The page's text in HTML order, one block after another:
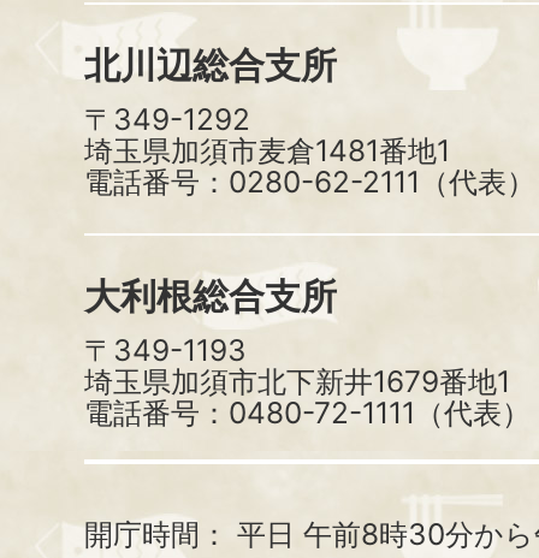
北川辺総合支所
〒349-1292
埼玉県加須市麦倉1481番地1
電話番号：0280-62-2111（代表）
大利根総合支所
〒349-1193
埼玉県加須市北下新井1679番地1
電話番号：0480-72-1111（代表）
開庁時間： 平日 午前8時30分か